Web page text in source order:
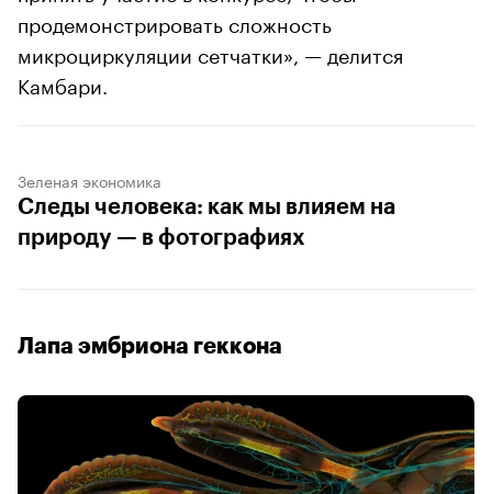
продемонстрировать сложность
микроциркуляции сетчатки», — делится
Камбари.
Зеленая экономика
Следы человека: как мы влияем на
природу — в фотографиях
Лапа эмбриона геккона